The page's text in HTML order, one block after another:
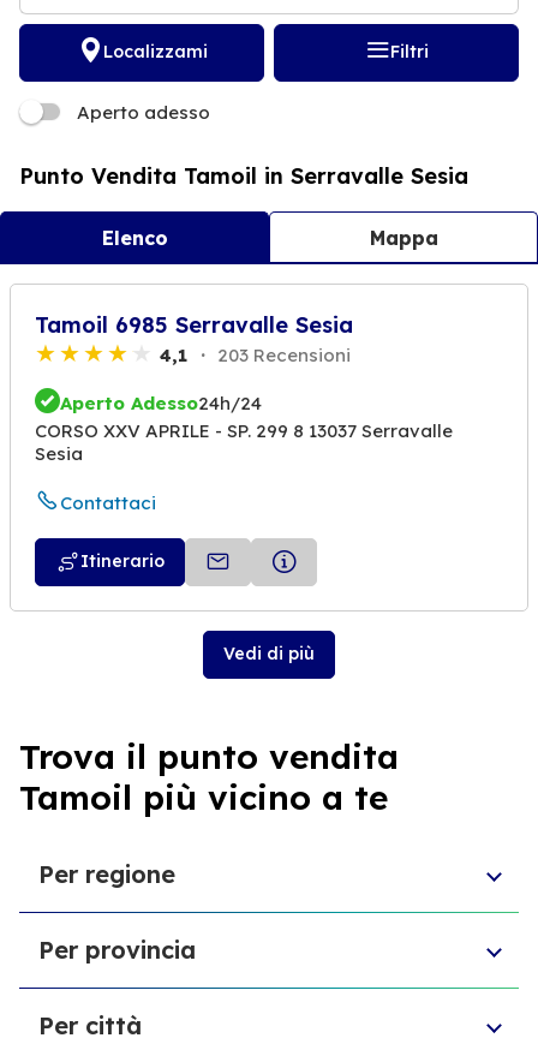
Localizzami Filtri
Aperto adesso
Punto Vendita Tamoil in Serravalle Sesia
Elenco Mappa
Tamoil 6985 Serravalle Sesia
4,1 203 Recensioni
Aperto Adesso24h/24
CORSO XXV APRILE - SP. 299 8 13037 Serravalle
Sesia
Contattaci
Itinerario
Vedi di più
Trova il punto vendita
Tamoil più vicino a te
Per regione
Liguria
Emilia-Romagna
Toscana
Per provincia
Provincia di Livorno
Per città